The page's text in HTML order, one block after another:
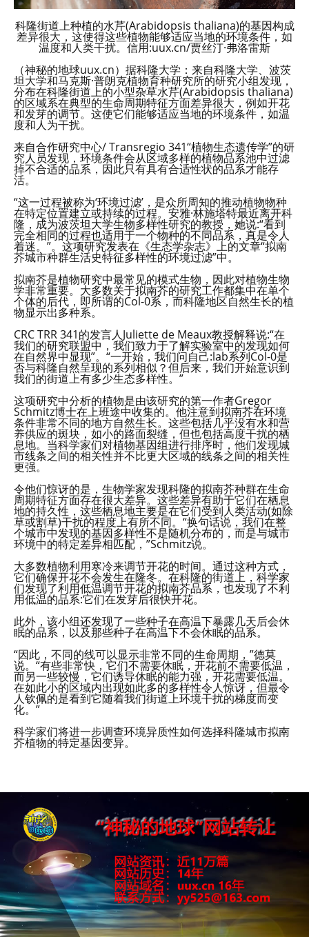
科隆街道上种植的水芹(Arabidopsis thaliana)的基因构成
差异很大，这使得这些植物能够适应当地的环境条件，如
温度和人类干扰。信用:uux.cn/贾丝汀·弗洛雷斯
（神秘的地球uux.cn）据科隆大学：来自科隆大学、波茨
坦大学和马克斯·普朗克植物育种研究所的研究小组发现，
分布在科隆街道上的小型杂草水芹(Arabidopsis thaliana)
的区域系在典型的生命周期特征方面差异很大，例如开花
和发芽的调节。这使它们能够适应当地的环境条件，如温
度和人为干扰。
来自合作研究中心/ Transregio 341“植物生态遗传学”的研
究人员发现，环境条件会从区域多样的植物品系池中过滤
掉不合适的品系，因此只有具有合适性状的品系才能存
活。
“这一过程被称为‘环境过滤’，是众所周知的推动植物物种
在特定位置建立或持续的过程。安雅·林施塔特最近离开科
隆，成为波茨坦大学生物多样性研究的教授，她说:“看到
完全相同的过程也适用于一个物种的不同品系，真是令人
着迷。”。这项研究发表在《生态学杂志》上的文章“拟南
芥城市种群生活史特征多样性的环境过滤”中。
拟南芥是植物研究中最常见的模式生物，因此对植物生物
学非常重要。大多数关于拟南芥的研究工作都集中在单个
个体的后代，即所谓的Col-0系，而科隆地区自然生长的植
物显示出多种系。
CRC TRR 341的发言人Juliette de Meaux教授解释说:“在
我们的研究联盟中，我们致力于了解实验室中的发现如何
在自然界中显现”。“一开始，我们问自己:lab系列Col-0是
否与科隆自然呈现的系列相似？但后来，我们开始意识到
我们的街道上有多少生态多样性。”
这项研究中分析的植物是由该研究的第一作者Gregor
Schmitz博士在上班途中收集的。他注意到拟南芥在环境
条件非常不同的地方自然生长。这些包括几乎没有水和营
养供应的斑块，如小的路面裂缝，但也包括高度干扰的栖
息地。当科学家们对植物基因组进行排序时，他们发现城
市线条之间的相关性并不比更大区域的线条之间的相关性
更强。
令他们惊讶的是，生物学家发现科隆的拟南芥种群在生命
周期特征方面存在很大差异。这些差异有助于它们在栖息
地的持久性，这些栖息地主要是在它们受到人类活动(如除
草或割草)干扰的程度上有所不同。“换句话说，我们在整
个城市中发现的基因多样性不是随机分布的，而是与城市
环境中的特定差异相匹配，”Schmitz说。
大多数植物利用寒冷来调节开花的时间。通过这种方式，
它们确保开花不会发生在隆冬。在科隆的街道上，科学家
们发现了利用低温调节开花的拟南芥品系，也发现了不利
用低温的品系:它们在发芽后很快开花。
此外，该小组还发现了一些种子在高温下暴露几天后会休
眠的品系，以及那些种子在高温下不会休眠的品系。
“因此，不同的线可以显示非常不同的生命周期，”德莫
说。“有些非常快，它们不需要休眠，开花前不需要低温，
而另一些较慢，它们诱导休眠的能力强，开花需要低温。
在如此小的区域内出现如此多的多样性令人惊讶，但最令
人钦佩的是看到它随着我们街道上环境干扰的梯度而变
化。”
科学家们将进一步调查环境异质性如何选择科隆城市拟南
芥植物的特定基因变异。